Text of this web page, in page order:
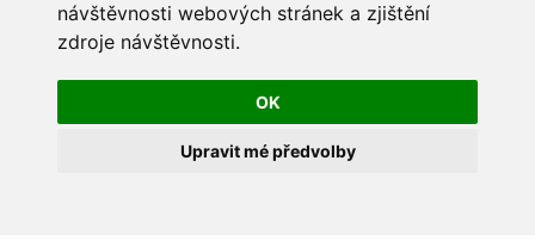
návštěvnosti webových stránek a zjištění
zdroje návštěvnosti.
OK
Upravit mé předvolby